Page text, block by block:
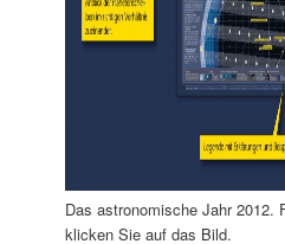
Das astronomische Jahr 2012.
klicken Sie auf das Bild.